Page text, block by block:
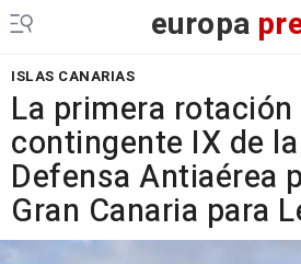
europa
ISLAS CANARIAS
La primera rotación
contingente IX de
Defensa Antiaérea
Gran Canaria para